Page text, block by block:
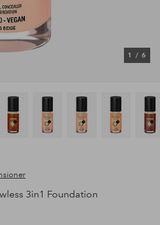
1 / 6
3in1 Foundation